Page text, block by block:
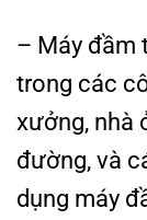
– Máy đầm
trong các
xưởng, nhà
đường, và
dụng máy